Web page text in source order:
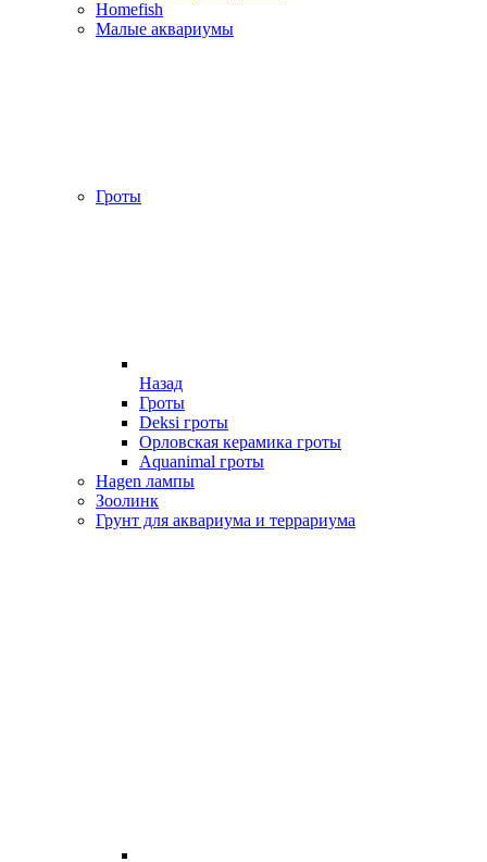
Homefish
Малые аквариумы
Гроты
Назад
Гроты
Deksi гроты
Орловская керамика гроты
Aquanimal гроты
Hagen лампы
Зоолинк
Грунт для аквариума и террариума